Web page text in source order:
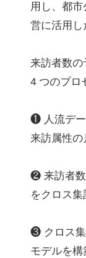
用し、都
営に活用し
来訪者数
4 つのプロ
❶ 人流デー
来訪属性の
❷ 来訪者数
をクロス
❸ クロス集
モデルを構